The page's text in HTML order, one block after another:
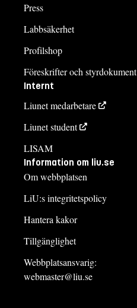
Press
Labbsäkerhet
Profilshop
Föreskrifter och styrdokument
Internt
Liunet medarbetare
Liunet student
LISAM
Information om liu.se
Om webbplatsen
LiU:s integritetspolicy
Hantera kakor
Tillgänglighet
Webbplatsansvarig:
webmaster@liu.se